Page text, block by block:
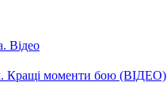
Відео
Кращі моменти бою (ВІДЕО)